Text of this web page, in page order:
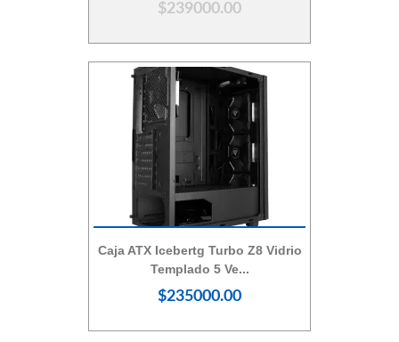
$239000.00
Vista Rápida
Caja ATX Icebertg Turbo Z8 Vidrio
Templado 5 Ve...
$235000.00